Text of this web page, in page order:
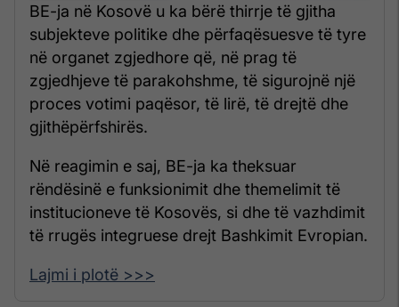
BE-ja në Kosovë u ka bërë thirrje të gjitha
subjekteve politike dhe përfaqësuesve të tyre
në organet zgjedhore që, në prag të
zgjedhjeve të parakohshme, të sigurojnë një
proces votimi paqësor, të lirë, të drejtë dhe
gjithëpërfshirës.
Në reagimin e saj, BE-ja ka theksuar
rëndësinë e funksionimit dhe themelimit të
institucioneve të Kosovës, si dhe të vazhdimit
të rrugës integruese drejt Bashkimit Evropian.
Lajmi i plotë >>>